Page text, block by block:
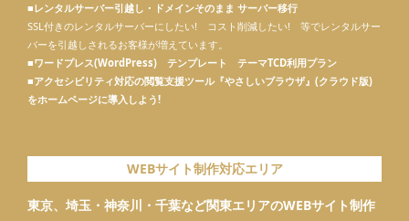
■レンタルサーバー引越し・ドメインそのまま サーバー移行
SSL付きのレンタルサーバーにしたい! コスト削減したい! 等でレンタルサー
バーを引越しされるお客様が増えています。
■ワードプレス(WordPress) テンプレート テーマTCD利用プラン
■アクセシビリティ対応の閲覧支援ツール『やさしいブラウザ』(クラウド版)
をホームページに導入しよう!
WEBサイト制作対応エリア
東京、埼玉・神奈川・千葉など関東エリアのWEBサイト制作